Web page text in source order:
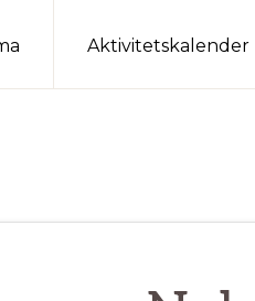
Aktivitetskalender